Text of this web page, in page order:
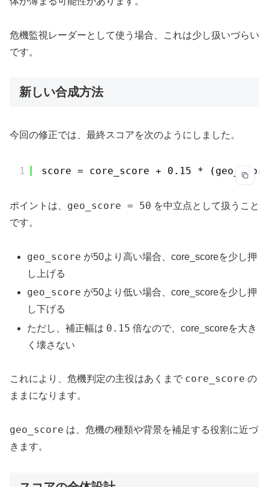
危機監視レーダーとして使う場合、これは少し扱いづらい
です。
新しい合成方法
今回の修正では、最終スコアを次のようにしました。
1 score = core_score + 0.15 *
ポイントは、 geo_score = 50 を中立点として扱うこと
です。
geo_score が50より高い場合、core_scoreを少し押
し上げる
geo_score が50より低い場合、core_scoreを少し押
し下げる
ただし、補正幅は 0.15 倍なので、core_scoreを大き
く壊さない
これにより、危機判定の主役はあくまで core_score の
ままになります。
geo_score は、危機の種類や背景を補足する役割に近づ
きます。